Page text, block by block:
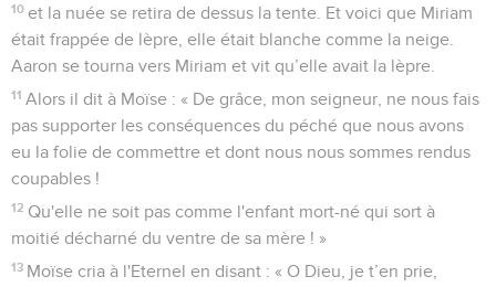
10 et la nuée se retira de dessus la tente. Et voici que Miriam
était frappée de lèpre, elle était blanche comme la neige.
Aaron se tourna vers Miriam et vit qu’elle avait la lèpre.
11 Alors il dit à Moïse : « De grâce, mon seigneur, ne nous fais
pas supporter les conséquences du péché que nous avons
eu la folie de commettre et dont nous nous sommes rendus
coupables !
12 Qu'elle ne soit pas comme l'enfant mort-né qui sort à
moitié décharné du ventre de sa mère ! »
13 Moïse cria à l'Eternel en disant : « O Dieu, je t’en prie,